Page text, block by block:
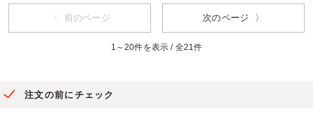
〈 前のページ 次のページ 〉
1～20件を表示 / 全21件
注文の前にチェック